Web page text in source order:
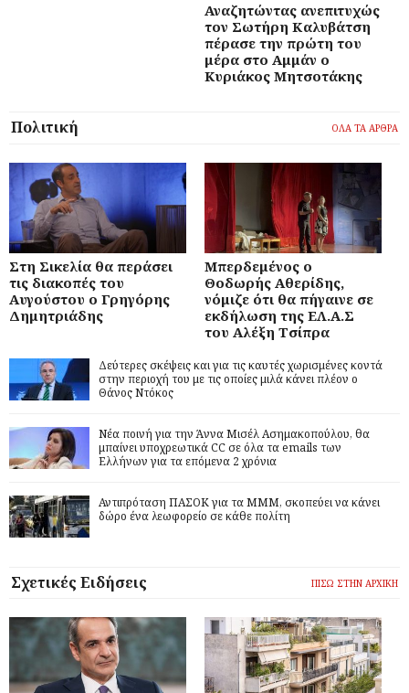
Αναζητώντας ανεπιτυχώς
τον Σωτήρη Καλυβάτση
πέρασε την πρώτη του
μέρα στο Αμμάν ο
Κυριάκος Μητσοτάκης
Πολιτική ΟΛΑ ΤΑ ΑΡΘΡΑ
Στη Σικελία θα περάσει
τις διακοπές του
Αυγούστου ο Γρηγόρης
Δημητριάδης
Μπερδεμένος ο
Θοδωρής Αθερίδης,
νόμιζε ότι θα πήγαινε σε
εκδήλωση της ΕΛ.Α.Σ
του Αλέξη Τσίπρα
Δεύτερες σκέψεις και για τις καυτές χωρισμένες κοντά
στην περιοχή του με τις οποίες μιλά κάνει πλέον ο
Θάνος Ντόκος
Νέα ποινή για την Άννα Μισέλ Ασημακοπούλου, θα
μπαίνει υποχρεωτικά CC σε όλα τα emails των
Ελλήνων για τα επόμενα 2 χρόνια
Αντιπρόταση ΠΑΣΟΚ για τα ΜΜΜ, σκοπεύει να κάνει
δώρο ένα λεωφορείο σε κάθε πολίτη
Σχετικές Ειδήσεις ΠΙΣΩ ΣΤΗΝ ΑΡΧΙΚΗ